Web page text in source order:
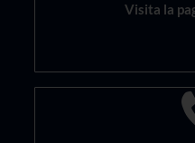
Visita la